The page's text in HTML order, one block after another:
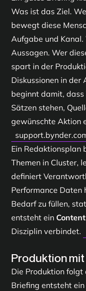
Was ist das Ziel.
bewegt diese
Aufgabe und
Aussagen. Wer
spart in der
Diskussionen in der
beginnt damit, dass
Sätzen stehen,
gewünschte Aktion
Ein Redaktionsplan
Themen in Cluster,
definiert
Performance Daten
Bedarf zu füllen,
entsteht ein
Disziplin verbindet.
Produktion
Die Produktion folgt
Briefing entsteht